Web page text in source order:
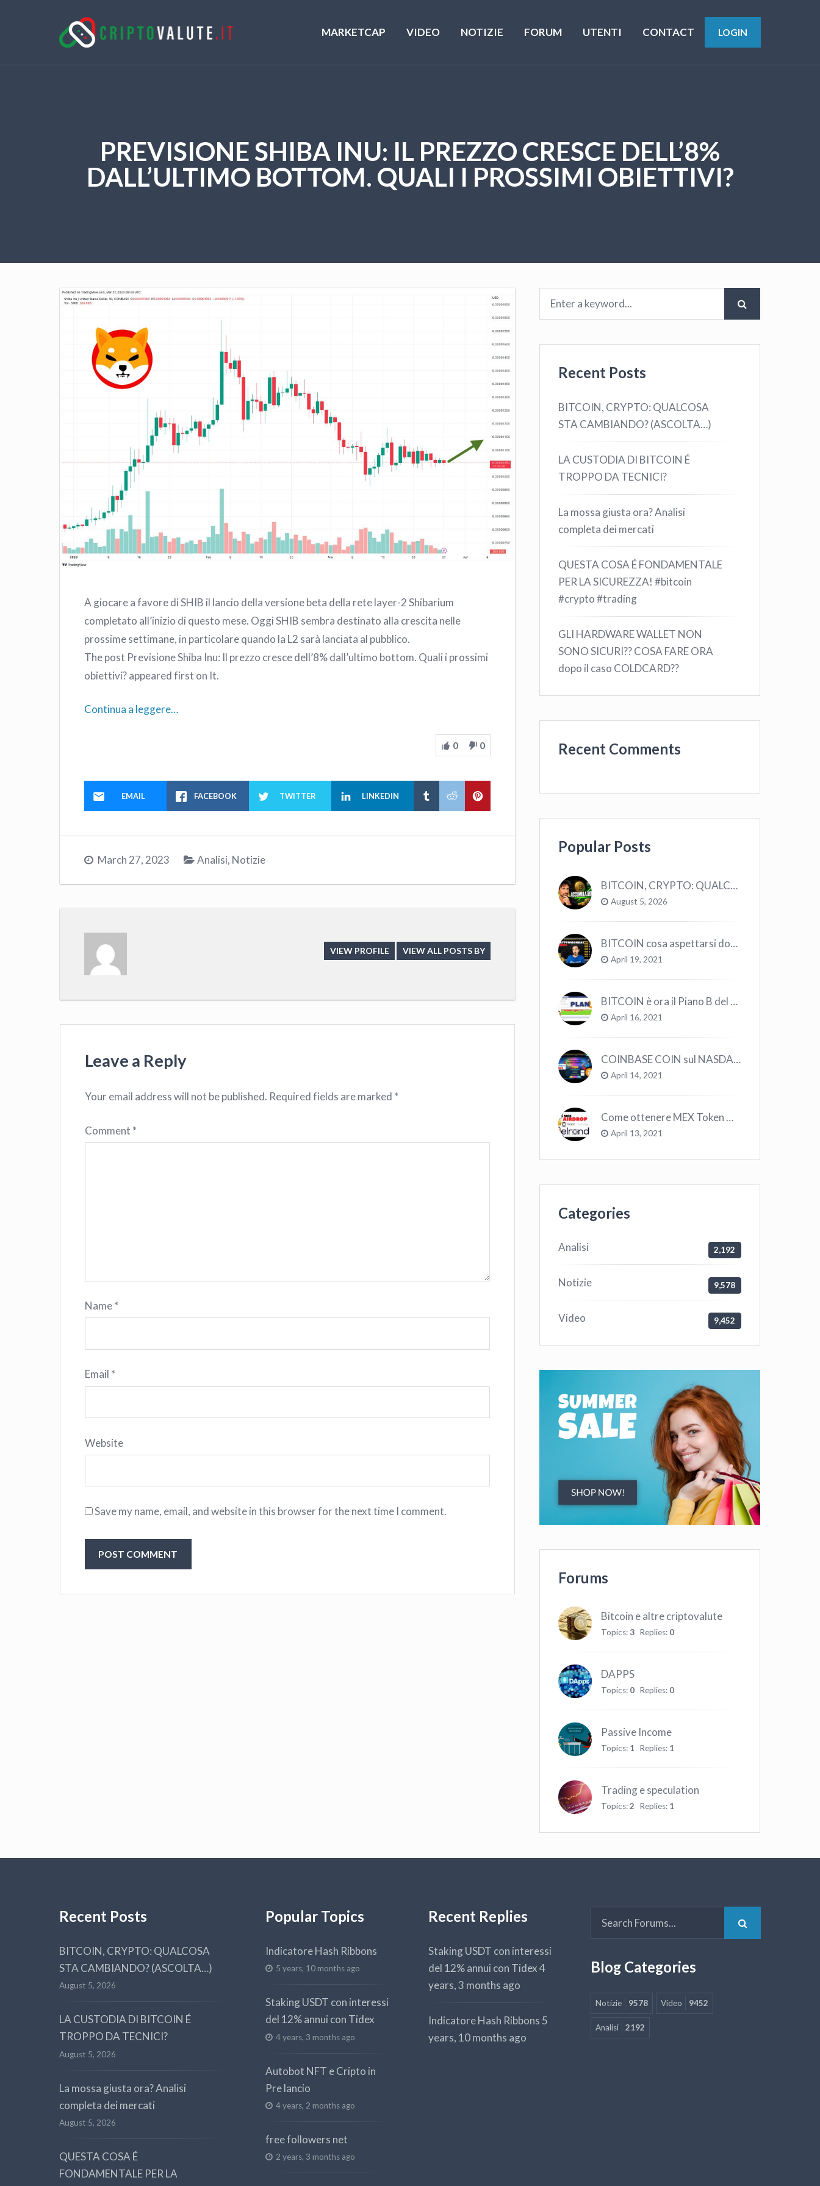
MARKETCAP VIDEO NOTIZIE FORUM UTENTI CONTACT LOGIN
PREVISIONE SHIBA INU: IL PREZZO CRESCE DELL’8%
DALL’ULTIMO BOTTOM. QUALI I PROSSIMI OBIETTIVI?
A giocare a favore di SHIB il lancio della versione beta della rete layer-2 Shibarium
completato all’inizio di questo mese. Oggi SHIB sembra destinato alla crescita nelle
prossime settimane, in particolare quando la L2 sarà lanciata al pubblico.
The post Previsione Shiba Inu: Il prezzo cresce dell’8% dall’ultimo bottom. Quali i prossimi
obiettivi? appeared first on It.
Continua a leggere…
0 0
EMAIL FACEBOOK TWITTER LINKEDIN
March 27, 2023 Analisi, Notizie
VIEW PROFILE VIEW ALL POSTS BY
Leave a Reply
Your email address will not be published. Required fields are marked *
Comment *
Name*
Email *
Website
Save my name, email, and website in this browser for the next time I comment.
Recent Posts
BITCOIN, CRYPTO: QUALCOSA
STA CAMBIANDO? (ASCOLTA…)
LA CUSTODIA DI BITCOIN É
TROPPO DA TECNICI?
La mossa giusta ora? Analisi
completa dei mercati
QUESTA COSA É FONDAMENTALE
PER LA SICUREZZA! #bitcoin
#crypto #trading
GLI HARDWARE WALLET NON
SONO SICURI?? COSA FARE ORA
dopo il caso COLDCARD??
Recent Comments
Popular Posts
BITCOIN, CRYPTO: QUALCOSA STA CAMBIANDO? (ASCOLTA…)
August 5, 2026
BITCOIN cosa aspettarsi dopo il “Crollo”? – CryptoMonday NEWS w16/’21
April 19, 2021
BITCOIN è ora il Piano B del Mondo
April 16, 2021
COINBASE COIN sul NASDAQ e le CRYPTO volano!
April 14, 2021
Come ottenere MEX Token GRATIS su Elrond ?
April 13, 2021
Categories
Analisi 2,192
Notizie 9,578
Video 9,452
Forums
Bitcoin e altre criptovalute
Topics:3 Replies: 0
DAPPS
Topics: 0 Replies: 0
Passive Income
Topics: 1 Replies: 1
Trading e speculation
Topics:2 Replies: 1
Recent Posts
BITCOIN, CRYPTO: QUALCOSA
STA CAMBIANDO? (ASCOLTA…)
August 5, 2026
LA CUSTODIA DI BITCOIN É
TROPPO DA TECNICI?
August 5, 2026
La mossa giusta ora? Analisi
completa dei mercati
August 5, 2026
QUESTA COSA É
FONDAMENTALE PER LA
Popular Topics
Indicatore Hash Ribbons
5 years, 10 months ago
Staking USDT con interessi
del 12% annui con Tidex
4 years, 3 months ago
Autobot NFT e Cripto in
Pre lancio
4 years, 2 months ago
free followers net
2 years, 3 months ago
Recent Replies
Staking USDT con interessi
del 12% annui con Tidex4
years, 3 months ago
Indicatore Hash Ribbons 5
years, 10 months ago
Blog Categories
Notizie 9578 Video 9452
Analisi 2192